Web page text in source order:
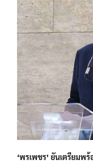
‘พรเพชร’ ยันเตรียมพ